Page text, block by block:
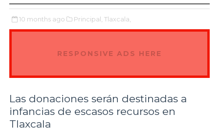
10 months ago Principal, Tlaxcala,
RESPONSIVE ADS HERE
Las donaciones serán destinadas a
infancias de escasos recursos en
Tlaxcala